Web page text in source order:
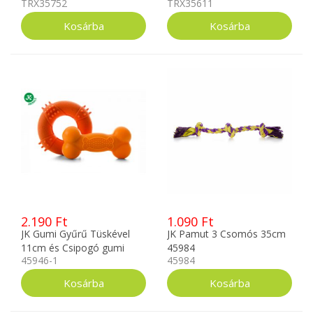
TRX35752 TRX35611
2.190 Ft
JK Gumi Gyűrű Tüskével
11cm és Csipogó gumi
csont 12cm 45946-1
45946-1
1.090 Ft
JK Pamut 3 Csomós 35cm
45984
45984